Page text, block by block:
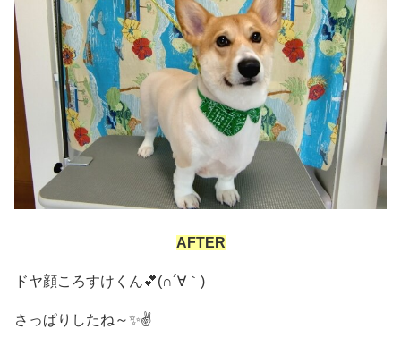
AFTER
ドヤ顔ころすけくん💕(∩´∀｀)
さっぱりしたね～✨✌